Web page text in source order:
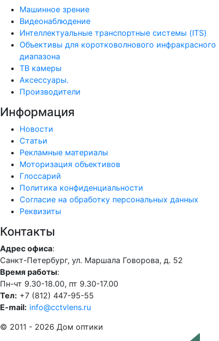
Машинное зрение
Видеонаблюдение
Интеллектуальные транспортные системы (ITS)
Объективы для коротковолнового инфракрасного
диапазона
ТВ камеры
Аксессуары.
Производители
Информация
Новости
Статьи
Рекламные материалы
Моторизация объективов
Глоссарий
Политика конфиденциальности
Согласие на обработку персональных данных
Реквизиты
Контакты
Адрес офиса:
Санкт-Петербург, ул. Маршала Говорова, д. 52
Время работы:
Пн-чт 9.30-18.00, пт 9.30-17.00
Тел: +7 (812) 447-95-55
E-mail: info@cctvlens.ru
© 2011 - 2026 Дом оптики